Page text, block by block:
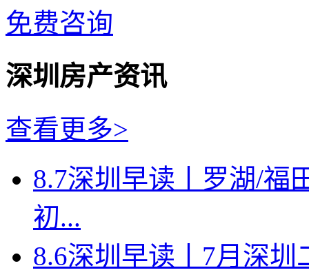
免费咨询
深圳房产资讯
查看更多>
8.7深圳早读丨罗湖/福
初...
8.6深圳早读丨7月深